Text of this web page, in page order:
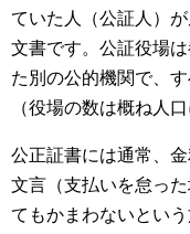
ていた人（公証人）
文書です。公証役場
た別の公的機関で、
（役場の数は概ね人
公正証書には通常、
文言（支払いを怠っ
てもかまわないとい